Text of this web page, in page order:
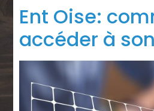
Ent Oise:
accéder à